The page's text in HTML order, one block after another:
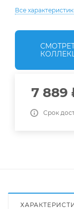
Все
7 889
Срок